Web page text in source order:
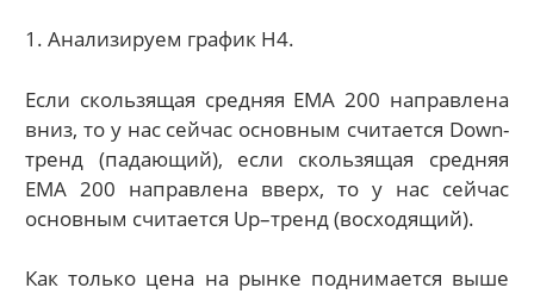
1. Анализируем график Н4.
Если скользящая средняя ЕМА 200 направлена
вниз, то у нас сейчас основным считается Down-
тренд (падающий), если скользящая средняя
ЕМА 200 направлена вверх, то у нас сейчас
основным считается Up–тренд (восходящий).
Как только цена на рынке поднимается выше